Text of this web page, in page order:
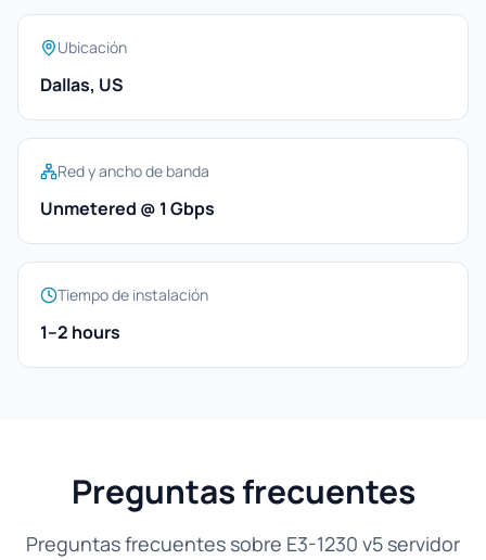
Ubicación
Dallas, US
Red y ancho de banda
Unmetered @ 1 Gbps
Tiempo de instalación
1–2 hours
Preguntas frecuentes
Preguntas frecuentes sobre E3-1230 v5 servidor